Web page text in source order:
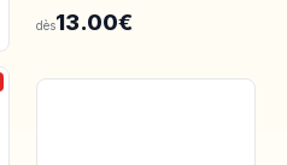
dès13.00€